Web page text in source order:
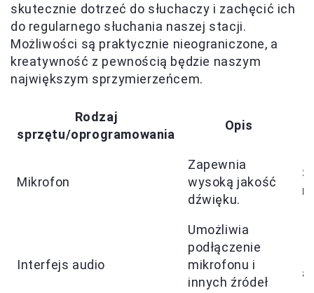
skutecznie dotrzeć do słuchaczy i zachęcić ich
do regularnego słuchania naszej stacji.
Możliwości są praktycznie nieograniczone, a
kreatywność z pewnością będzie naszym
największym sprzymierzeńcem.
Rodzaj
sprzętu/oprogramowania
Opis
Mikrofon
Zapewnia
wysoką jakość
dźwięku.
Interfejs audio
Umożliwia
podłączenie
mikrofonu i
innych źródeł